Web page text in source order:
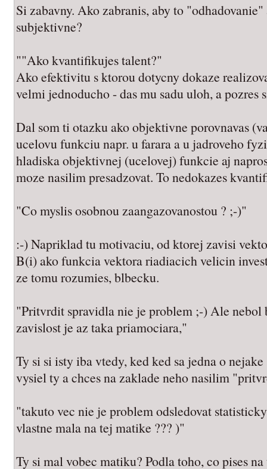
Si zabavny. Ako zabranis, aby to
subjektivne?
""Ako kvantifikujes talent?"
Ako efektivitu s ktorou dotycny dokaze
velmi jednoducho - das mu sadu uloh, a pozres
Dal som ti otazku ako objektivne porovnavas
ucelovu funkciu napr. u farara a u jadroveho
hladiska objektivnej (ucelovej) funkcie aj
moze nasilim presadzovat. To nedokazes
"Co myslis osobnou zaangazovanostou ? ;-)"
:-) Napriklad tu motivaciu, od ktorej zavisi
B(i) ako funkcia vektora riadiacich velicin
ze tomu rozumies, blbecku.
"Pritvrdit spravidla nie je problem ;-) Ale nebol
zavislost je az taka priamociara,"
Ty si si isty iba vtedy, ked ked sa jedna o
vysiel ty a chces na zaklade neho nasilim
"takuto vec nie je problem odsledovat
vlastne mala na tej matike ??? )"
Ty si mal vobec matiku? Podla toho, co pises